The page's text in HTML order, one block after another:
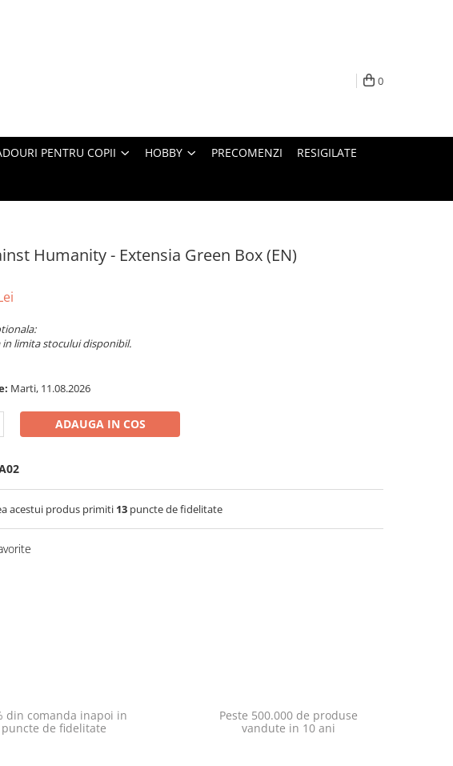
0
PENTRU COPII HOBBY PRECOMENZI RESIGILATE
Humanity - Extensia Green Box (EN)
in limita stocului disponibil.
Marti, 11.08.2026
ADAUGA IN COS
acestui produs primiti 13 puncte de fidelitate
din comanda inapoi in
puncte de fidelitate
Peste 500.000 de produse
vandute in 10 ani